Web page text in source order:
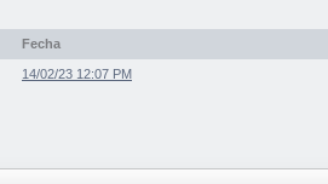
Fecha
14/02/23 12:07 PM